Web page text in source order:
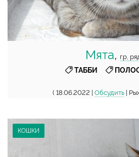
Мята, г.р,
ТАББИ
( 18.06.2022 | Обсудить |
КОШКИ